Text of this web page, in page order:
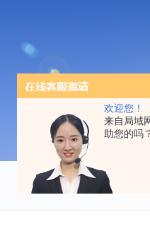
欢迎您！
来自局域
助您的吗